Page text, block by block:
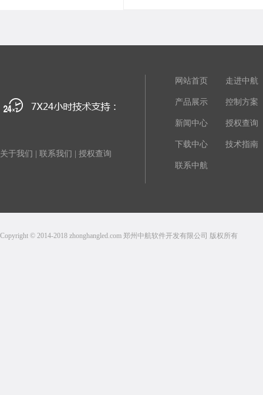
关于我们 联系我们 授权查询
网站首页 走进中航
产品展示 控制方案
新闻中心 授权查询
下载中心 技术指南
联系中航
Copyright © 2014-2018 zhonghangled.com 郑州中航软件开发有限公司 版权所有